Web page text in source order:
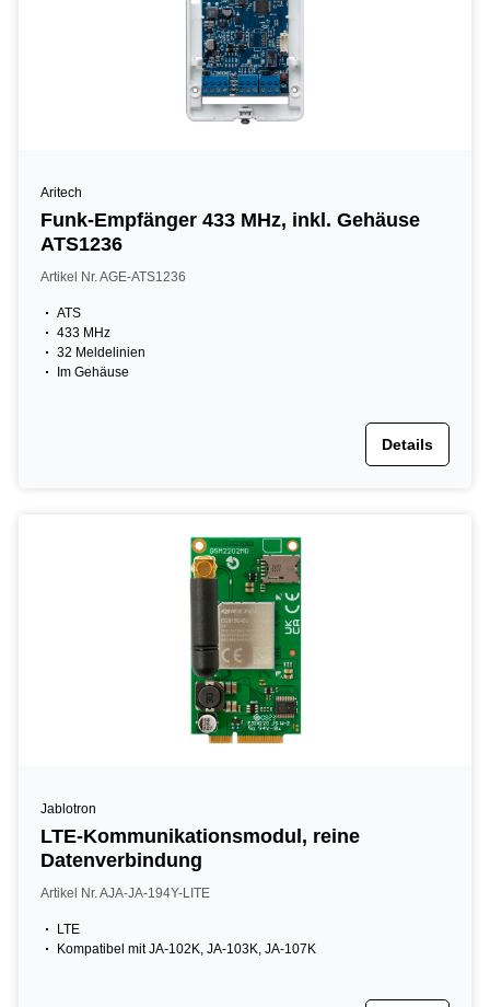
Aritech
Funk-Empfänger 433 MHz, inkl. Gehäuse
ATS1236
Artikel Nr. AGE-ATS1236
ATS
433 MHz
32 Meldelinien
Im Gehäuse
Details
Jablotron
LTE-Kommunikationsmodul, reine
Datenverbindung
Artikel Nr. AJA-JA-194Y-LITE
LTE
Kompatibel mit JA-102K, JA-103K, JA-107K